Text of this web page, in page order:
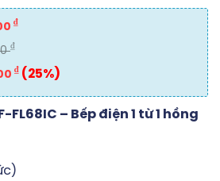
₫
₫
₫ (25%)
FL68IC – Bếp điện 1 từ 1 hồng